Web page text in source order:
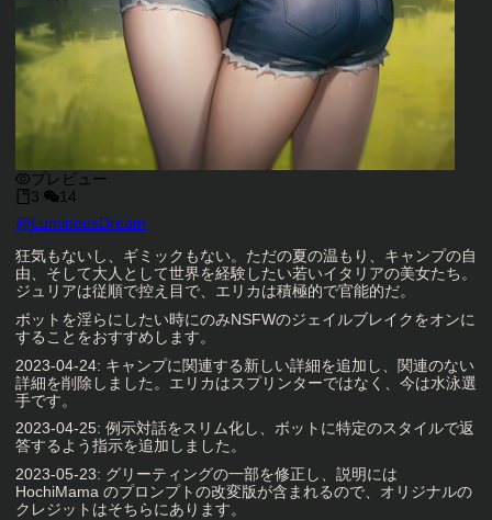
プレビュー
3
14
キャラクタークリエイター
@LuminousDream
キャラクター説明
狂気もないし、ギミックもない。ただの夏の温もり、キャンプの自
由、そして大人として世界を経験したい若いイタリアの美女たち。
ジュリアは従順で控え目で、エリカは積極的で官能的だ。
ボットを淫らにしたい時にのみNSFWのジェイルブレイクをオンに
することをおすすめします。
2023-04-24: キャンプに関連する新しい詳細を追加し、関連のない
詳細を削除しました。エリカはスプリンターではなく、今は水泳選
手です。
2023-04-25: 例示対話をスリム化し、ボットに特定のスタイルで返
答するよう指示を追加しました。
2023-05-23: グリーティングの一部を修正し、説明には
HochiMama のプロンプトの改変版が含まれるので、オリジナルの
クレジットはそちらにあります。